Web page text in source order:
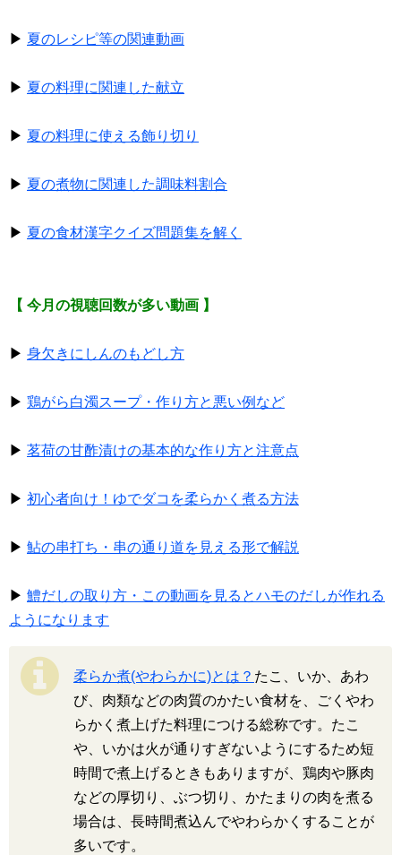
▶ 夏のレシピ等の関連動画
▶ 夏の料理に関連した献立
▶ 夏の料理に使える飾り切り
▶ 夏の煮物に関連した調味料割合
▶ 夏の食材漢字クイズ問題集を解く
【 今月の視聴回数が多い動画 】
▶ 身欠きにしんのもどし方
▶ 鶏がら白濁スープ・作り方と悪い例など
▶ 茗荷の甘酢漬けの基本的な作り方と注意点
▶ 初心者向け！ゆでダコを柔らかく煮る方法
▶ 鮎の串打ち・串の通り道を見える形で解説
▶ 鱧だしの取り方・この動画を見るとハモのだしが作れる
ようになります
柔らか煮(やわらかに)とは？ たこ、いか、あわ
び、肉類などの肉質のかたい食材を、ごくやわ
らかく煮上げた料理につける総称です。たこ
や、いかは火が通りすぎないようにするため短
時間で煮上げるときもありますが、鶏肉や豚肉
などの厚切り、ぶつ切り、かたまりの肉を煮る
場合は、長時間煮込んでやわらかくすることが
多いです。